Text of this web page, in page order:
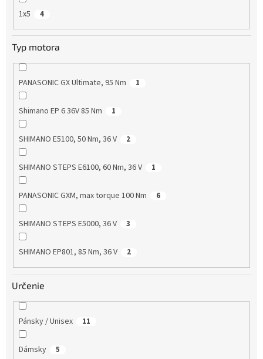
1x5 4
Typ motora
PANASONIC GX Ultimate, 95 Nm 1
Shimano EP 6 36V 85 Nm 1
SHIMANO E5100, 50 Nm, 36 V 2
SHIMANO STEPS E6100, 60 Nm, 36 V 1
PANASONIC GXM, max torque 100 Nm 6
SHIMANO STEPS E5000, 36 V 3
SHIMANO EP801, 85 Nm, 36 V 2
Určenie
Pánsky / Unisex 11
Dámsky 5